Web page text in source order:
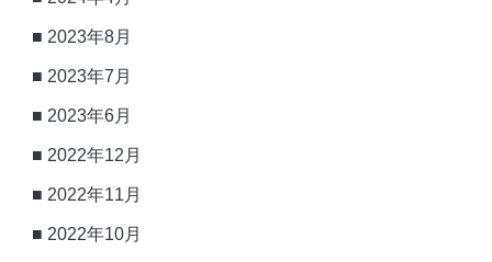
2023年8月
2023年7月
2023年6月
2022年12月
2022年11月
2022年10月